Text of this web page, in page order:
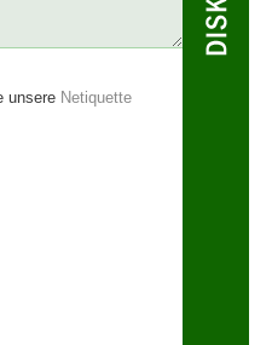
unsere Netiquette